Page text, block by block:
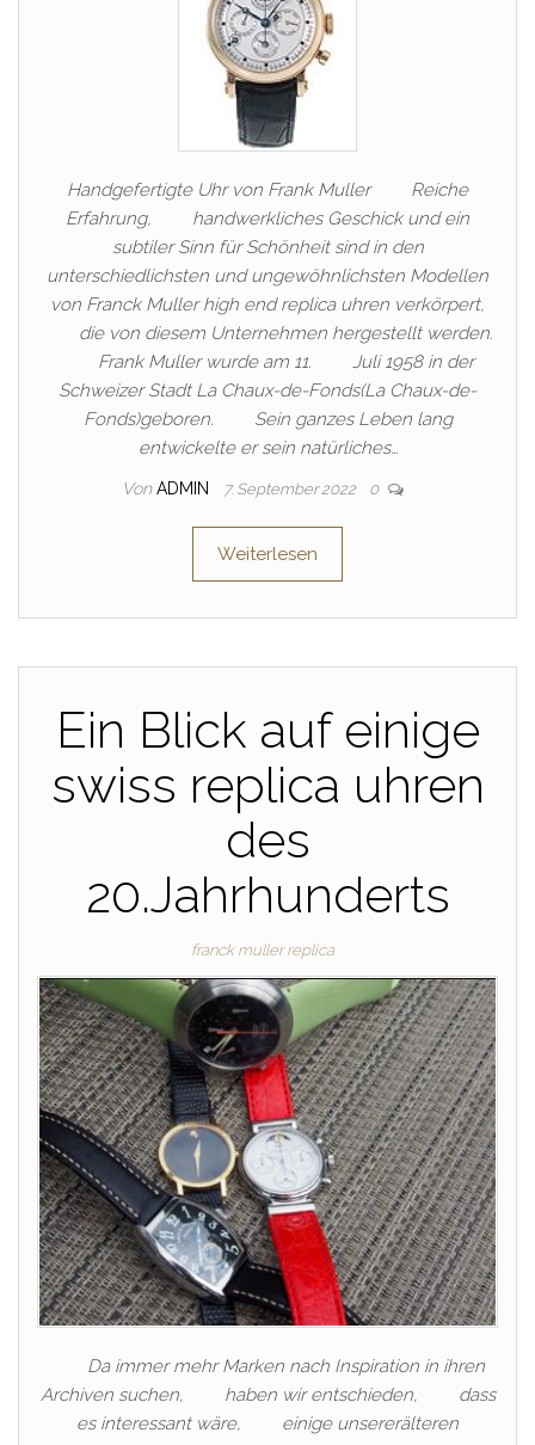
Handgefertigte Uhr von Frank Muller Reiche
Erfahrung, handwerkliches Geschick und ein
subtiler Sinn für Schönheit sind in den
unterschiedlichsten und ungewöhnlichsten Modellen
von Franck Muller high end replica uhren verkörpert,
die von diesem Unternehmen hergestellt werden.
Frank Muller wurde am 11. Juli 1958 in der
Schweizer Stadt La Chaux-de-Fonds(La Chaux-de-
Fonds)geboren. Sein ganzes Leben lang
entwickelte er sein natürliches…
Von ADMIN 7. September 2022 0
Weiterlesen
Ein Blick auf einige
swiss replica uhren
des
20.Jahrhunderts
franck muller replica
Da immer mehr Marken nach Inspiration in ihren
Archiven suchen, haben wir entschieden, dass
es interessant wäre, einige unsererälteren